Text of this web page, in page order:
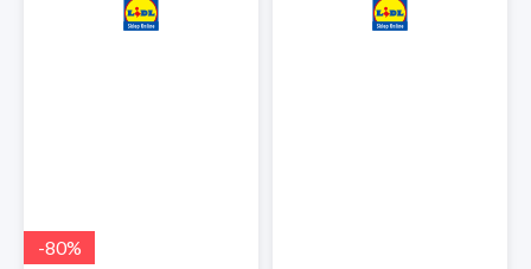
-80%